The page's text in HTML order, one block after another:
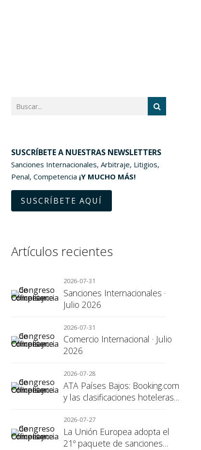
SUSCRÍBETE A NUESTRAS NEWSLETTERS
Sanciones Internacionales, Arbitraje, Litigios,
Penal, Competencia ¡Y MUCHO MÁS!
SUSCRÍBETE AQUÍ
Artículos recientes
2026-07-31
Sanciones Internacionales ·
Julio 2026
2026-07-31
Comercio Internacional · Julio
2026
2026-07-28
ATA Países Bajos: Booking.com
y las clasificaciones hoteleras,
para el consumidor
2026-07-27
La Unión Europea adopta el
21º paquete de sanciones